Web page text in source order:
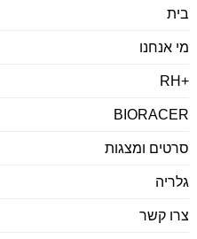
בית
מי אנחנו
+RH
BIORACER
סרטים ומצגות
גלריה
צרו קשר